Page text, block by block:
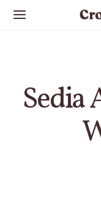
Sedia